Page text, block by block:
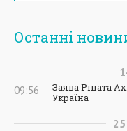
Останні
09:56
Заява Ріната
Україна
25